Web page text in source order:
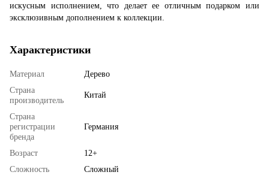
искусным исполнением, что делает ее отличным подарком или
эксклюзивным дополнением к коллекции.
Характеристики
Материал
Дерево
Страна
производитель
Китай
Страна
регистрации
бренда
Германия
Возраст
12+
Сложность
Сложный